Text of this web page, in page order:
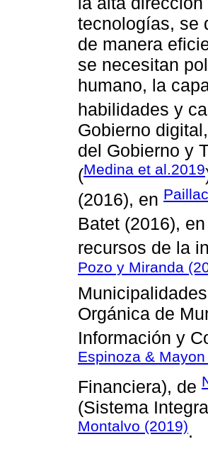
tecnologías, se
de manera
se necesitan
humano, la
habilidades y
Gobierno
del Gobierno y
(Medina et al.2019
(2016), en
Batet (2016), en
recursos de la
Pozo y Miranda
Orgánica de
Información y
Espinoza &
Financiera), de
(Sistema
Montalvo (2019).